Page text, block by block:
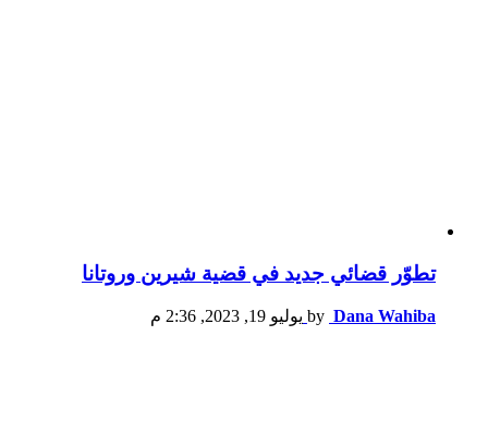
تطوّر قضائي جديد في قضية شيرين وروتانا
by Dana Wahiba يوليو 19, 2023, 2:36 م